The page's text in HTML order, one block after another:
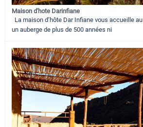
Maison d'hote Darinfiane
La maison d’hôte Dar Infiane vous accueille
un auberge de plus de 500 années ni